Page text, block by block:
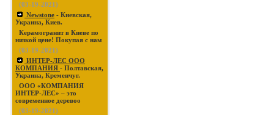
(03-19-2021)
Newstone - Киевская,
Украина, Киев.
Керамогранит в Киеве по
низкой цене! Покупая с нам
(03-19-2021)
ИНТЕР-ЛЕС ООО
КОМПАНИЯ - Полтавская,
Украина, Кременчуг.
ООО «КОМПАНИЯ
ИНТЕР-ЛЕС» – это
современное деревоо
(03-19-2021)